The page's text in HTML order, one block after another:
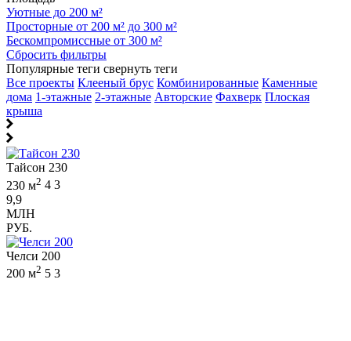
Уютные до 200 м²
Просторные от 200 м² до 300 м²
Бескомпромиссные от 300 м²
Сбросить фильтры
Популярные теги свернуть теги
Все проекты Клееный брус Комбинированные Каменные
дома 1-этажные 2-этажные Авторские Фахверк Плоская
крыша
Тайсон 230
230 м2 4 3
9,9
МЛН
РУБ.
Челси 200
200 м2 5 3